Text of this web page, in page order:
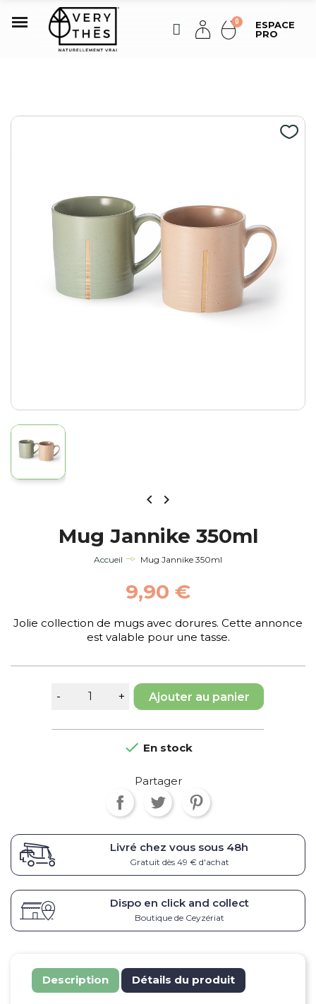
ESPACE
PRO
 
Mug Jannike 350ml
Accueil Mug Jannike 350ml
9,90 €
Jolie collection de mugs avec dorures. Cette annonce
est valable pour une tasse.
Ajouter au panier
 En stock
Partager
Livré chez vous sous 48h
Gratuit dès 49 € d'achat
Dispo en click and collect
Boutique de Ceyzériat
Description Détails du produit